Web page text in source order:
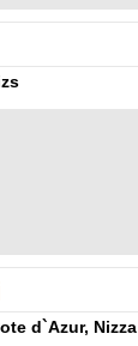
d`Azur, Nizza